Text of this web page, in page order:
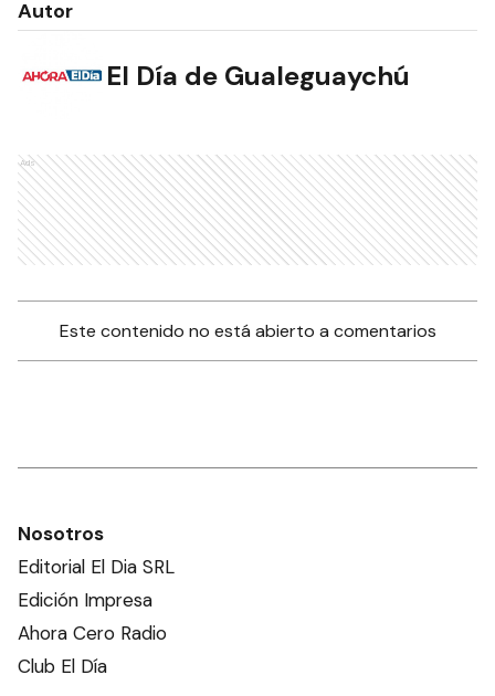
Autor
El Día de Gualeguaychú
Ads
Este contenido no está abierto a comentarios
Nosotros
Editorial El Dia SRL
Edición Impresa
Ahora Cero Radio
Club El Día